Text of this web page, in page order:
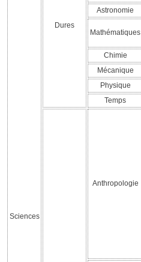
Sciences
Dures
Astronomie
Mathématiques
Chimie
Mécanique
Physique
Temps
Anthropologie